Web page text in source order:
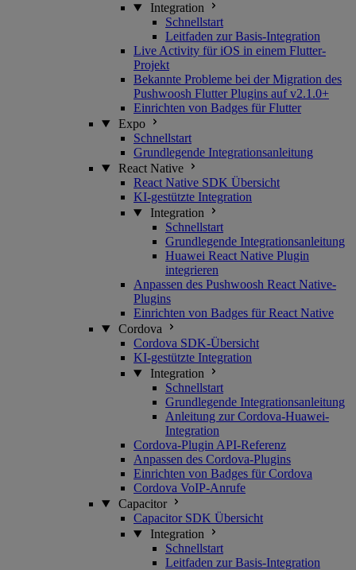
Integration
Schnellstart
Leitfaden zur Basis-Integration
Live Activity für iOS in einem Flutter-
Projekt
Bekannte Probleme bei der Migration des
Pushwoosh Flutter Plugins auf v2.1.0+
Einrichten von Badges für Flutter
Expo
Schnellstart
Grundlegende Integrationsanleitung
React Native
React Native SDK Übersicht
KI-gestützte Integration
Integration
Schnellstart
Grundlegende Integrationsanleitung
Huawei React Native Plugin
integrieren
Anpassen des Pushwoosh React Native-
Plugins
Einrichten von Badges für React Native
Cordova
Cordova SDK-Übersicht
KI-gestützte Integration
Integration
Schnellstart
Grundlegende Integrationsanleitung
Anleitung zur Cordova-Huawei-
Integration
Cordova-Plugin API-Referenz
Anpassen des Cordova-Plugins
Einrichten von Badges für Cordova
Cordova VoIP-Anrufe
Capacitor
Capacitor SDK Übersicht
Integration
Schnellstart
Leitfaden zur Basis-Integration